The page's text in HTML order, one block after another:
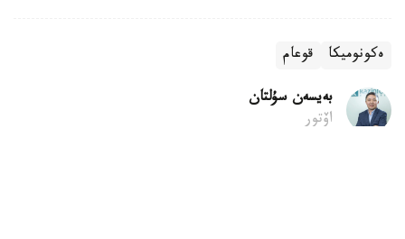
ەكونوميكا قوعام
بەيسەن سۇلتان
اۆتور